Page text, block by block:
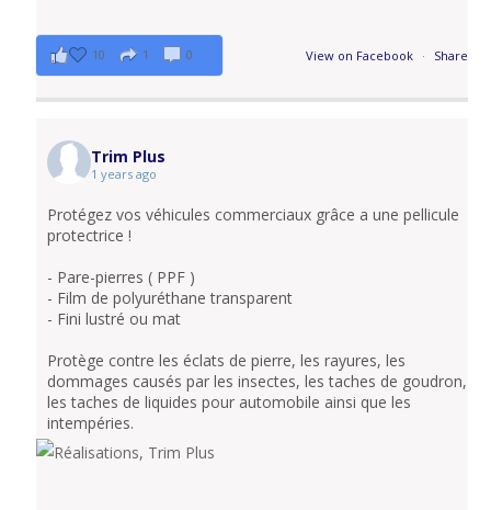
View on Facebook · Share
10 1 0
Trim Plus
1 years ago
Protégez vos véhicules commerciaux grâce a une pellicule
protectrice !
- Pare-pierres ( PPF )
- Film de polyuréthane transparent
- Fini lustré ou mat
Protège contre les éclats de pierre, les rayures, les
dommages causés par les insectes, les taches de goudron,
les taches de liquides pour automobile ainsi que les
intempéries.